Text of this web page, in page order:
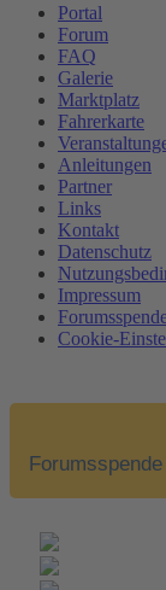
Portal
Forum
FAQ
Galerie
Marktplatz
Fahrerkarte
Anleitungen
Partner
Links
Kontakt
Datenschutz
Impressum
Cookie-
Forumsspende